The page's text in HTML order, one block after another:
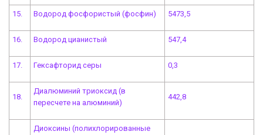
15. Водород фосфористый (фосфин) 5473,5
16. Водород цианистый 547,4
17. Гексафторид серы 0,3
18.
Диалюминий триоксид (в
пересчете на алюминий)
442,8
Диоксины (полихлорированные